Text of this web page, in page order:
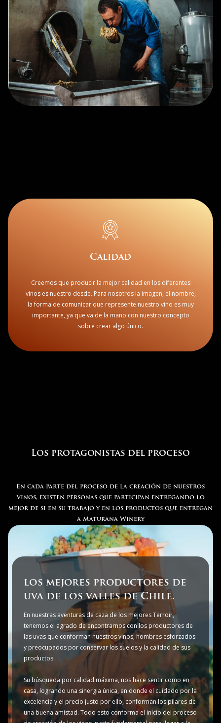
Calidad
Creemos que producir la mejor calidad en los diferentes
vinos es nuestro desde. Para nosotros la imagen, el nombre,
la forma de comunicar que represente nuestro vino es muy
importante, ya que va de la mano con nuestro concepto
sobre crear algo único.
Los protagonistas del proceso
En cada parte del proceso de la creación de nuestros
vinos, existen personas que participan entregando lo
mejor de si en su trabajo y en los productos que entregan
a Maturana Winery
despalillado con
testigos de
En nuestras aventuras de caza de los
tenemos el agrado de encontrarnos
las uvas que conforman nuestros
y preocupados por conservar los
Su búsqueda por calidad máxima,
casa, logrando una sinergia única,
excelencia y el precio justo por ello,
una buena amistad. Todo esto